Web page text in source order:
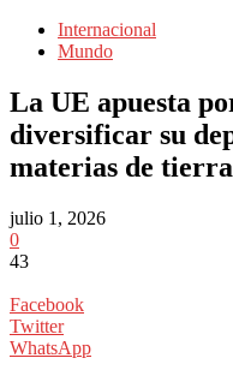
Internacional
Mundo
La UE apuesta
diversificar su
materias de
julio 1, 2026
0
43
Facebook
Twitter
WhatsApp